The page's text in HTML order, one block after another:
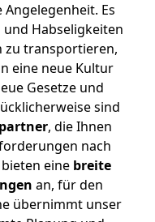
Es
Habseligkeiten
zu transportieren,
eine neue Kultur
Gesetze und
sind
, die Ihnen
nach
eine breite
an, für den
übernimmt unser